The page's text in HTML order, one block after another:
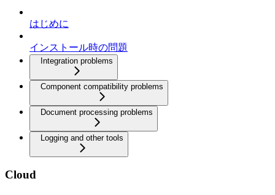
はじめに
インストール時の問題
Integration problems
Component compatibility problems
Document processing problems
Logging and other tools
Cloud